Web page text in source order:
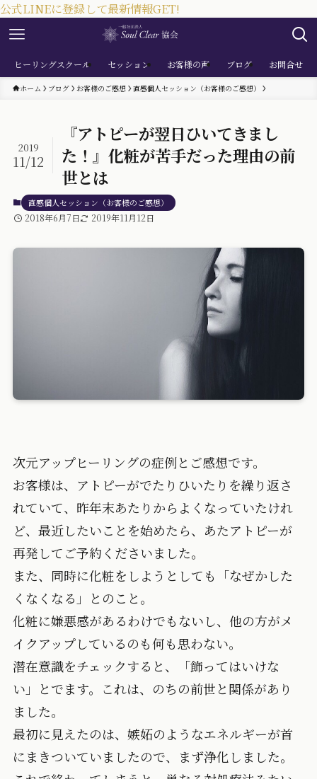
公式LINEに登録して最新情報GET!
ヒーリングスクール セッション お客様の声 ブログ お問合せ
ホーム ブログ お客様のご感想 直感個人セッション（お客様のご感想）
『アトピーが翌日ひいてきまし
た！』化粧が苦手だった理由の前
世とは
2019
11/12
直感個人セッション（お客様のご感想）
2018年6月7日 2019年11月12日
次元アップヒーリングの症例とご感想です。
お客様は、アトピーがでたりひいたりを繰り返さ
れていて、昨年末あたりからよくなっていたけれ
ど、最近したいことを始めたら、あたアトピーが
再発してご予約くださいました。
また、同時に化粧をしようとしても「なぜかした
くなくなる」とのこと。
化粧に嫌悪感があるわけでもないし、他の方がメ
イクアップしているのも何も思わない。
潜在意識をチェックすると、「飾ってはいけな
い」とでます。これは、のちの前世と関係があり
ました。
最初に見えたのは、嫉妬のようなエネルギーが首
にまきついていましたので、まず浄化しました。